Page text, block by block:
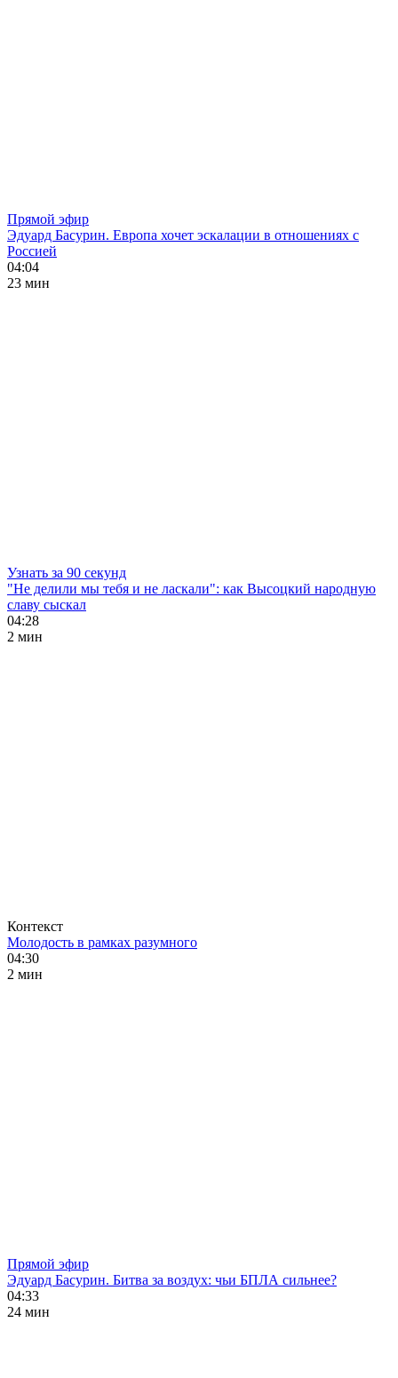
Прямой эфир
Эдуард Басурин. Европа хочет эскалации в отношениях с
Россией
04:04
23 мин
Узнать за 90 секунд
"Не делили мы тебя и не ласкали": как Высоцкий народную
славу сыскал
04:28
2 мин
Контекст
Молодость в рамках разумного
04:30
2 мин
Прямой эфир
Эдуард Басурин. Битва за воздух: чьи БПЛА сильнее?
04:33
24 мин